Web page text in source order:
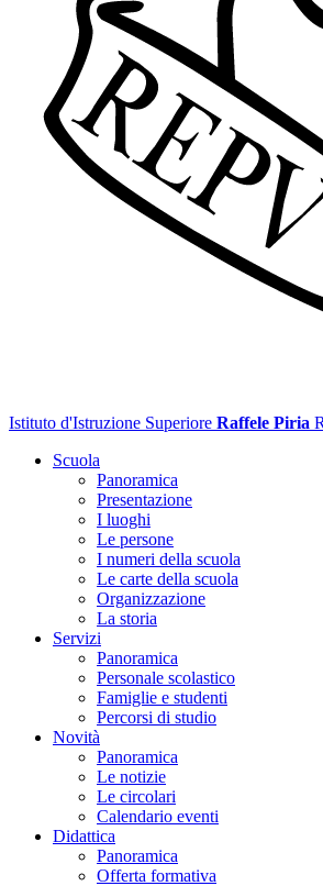
Istituto d'Istruzione Superiore Raffele Piria
Scuola
Panoramica
Presentazione
I luoghi
Le persone
I numeri della scuola
Le carte della scuola
Organizzazione
La storia
Servizi
Panoramica
Personale scolastico
Famiglie e studenti
Percorsi di studio
Novità
Panoramica
Le notizie
Le circolari
Calendario eventi
Didattica
Panoramica
Offerta formativa